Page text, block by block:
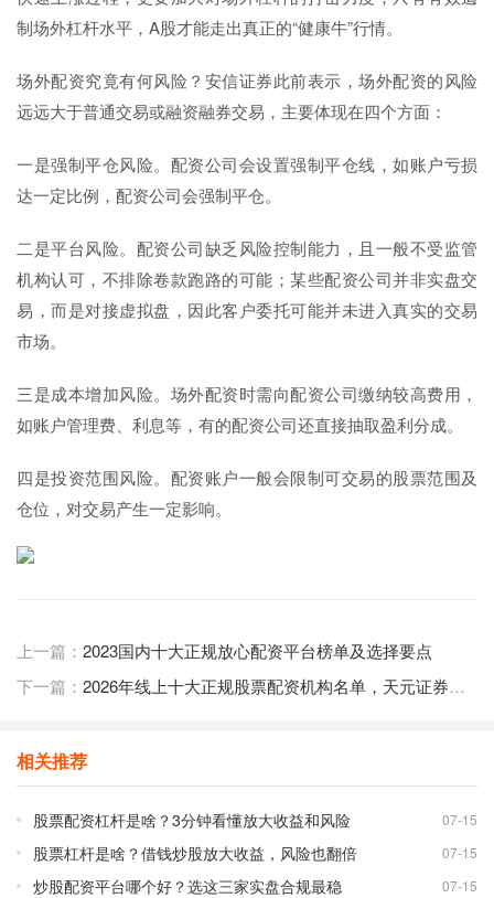
制场外杠杆水平，A股才能走出真正的“健康牛”行情。
场外配资究竟有何风险？安信证券此前表示，场外配资的风险
远远大于普通交易或融资融券交易，主要体现在四个方面：
一是强制平仓风险。配资公司会设置强制平仓线，如账户亏损
达一定比例，配资公司会强制平仓。
二是平台风险。配资公司缺乏风险控制能力，且一般不受监管
机构认可，不排除卷款跑路的可能；某些配资公司并非实盘交
易，而是对接虚拟盘，因此客户委托可能并未进入真实的交易
市场。
三是成本增加风险。场外配资时需向配资公司缴纳较高费用，
如账户管理费、利息等，有的配资公司还直接抽取盈利分成。
四是投资范围风险。配资账户一般会限制可交易的股票范围及
仓位，对交易产生一定影响。
上一篇： 2023国内十大正规放心配资平台榜单及选择要点
下一篇： 2026年线上十大正规股票配资机构名单，天元证券居首
相关推荐
股票配资杠杆是啥？3分钟看懂放大收益和风险 07-15
股票杠杆是啥？借钱炒股放大收益，风险也翻倍 07-15
炒股配资平台哪个好？选这三家实盘合规最稳 07-15